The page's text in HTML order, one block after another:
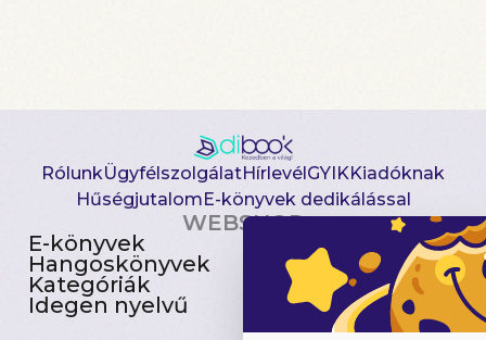
RólunkÜgyfélszolgálatHírlevélGYIKKiadóknak
HűségjutalomE-könyvek dedikálással
WEBSHOP
E-könyvek
Hangoskönyvek
Kategóriák
Idegen nyelvű
Csomagajánlatok
Akciósak
Előjegyezhetők
Újdonságok